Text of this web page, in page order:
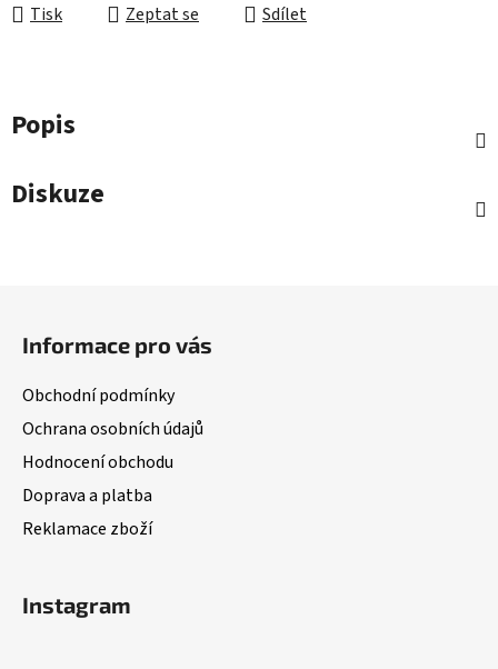
Tisk Zeptat se Sdílet
Popis
Diskuze
Informace pro vás
Obchodní podmínky
Ochrana osobních údajů
Hodnocení obchodu
Doprava a platba
Reklamace zboží
Instagram